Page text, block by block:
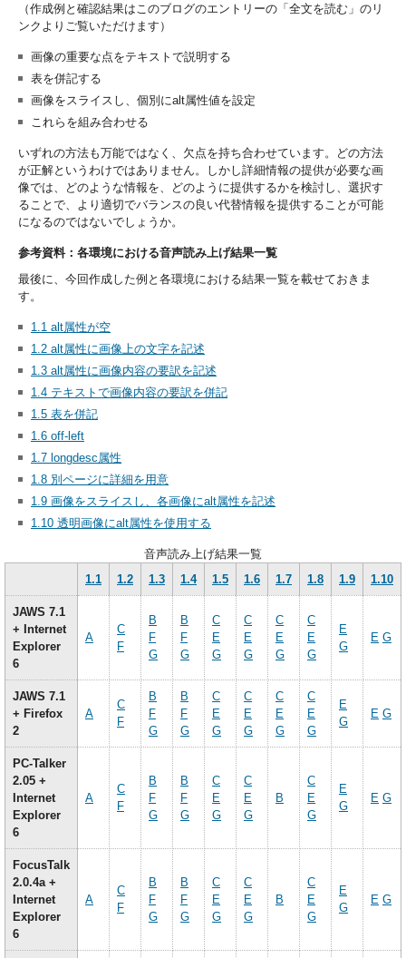
（作成例と確認結果はこのブログのエントリーの「全文を読む」のリ
ンクよりご覧いただけます）
画像の重要な点をテキストで説明する
表を併記する
画像をスライスし、個別にalt属性値を設定
これらを組み合わせる
いずれの方法も万能ではなく、欠点を持ち合わせています。どの方法
が正解というわけではありません。しかし詳細情報の提供が必要な画
像では、どのような情報を、どのように提供するかを検討し、選択す
ることで、より適切でバランスの良い代替情報を提供することが可能
になるのではないでしょうか。
参考資料：各環境における音声読み上げ結果一覧
最後に、今回作成した例と各環境における結果一覧を載せておきま
す。
1.1 alt属性が空
1.2 alt属性に画像上の文字を記述
1.3 alt属性に画像内容の要訳を記述
1.4 テキストで画像内容の要訳を併記
1.5 表を併記
1.6 off-left
1.7 longdesc属性
1.8 別ページに詳細を用意
1.9 画像をスライスし、各画像にalt属性を記述
1.10 透明画像にalt属性を使用する
音声読み上げ結果一覧
1.1
1.2 1.3 1.4 1.5 1.6 1.7 1.8 1.9 1.10
JAWS 7.1
+ Internet
Explorer
6
A
C
F
B
F
G
B
F
G
C
E
G
C
E
G
C
E
G
C
E
G
E
G
E G
JAWS 7.1
+ Firefox
2
A
C
F
B
F
G
B
F
G
C
E
G
C
E
G
C
E
G
C
E
G
E
G
E G
PC-Talker
2.05 +
Internet
Explorer
6
A
C
F
B
F
G
B
F
G
C
E
G
C
E
G
B
C
E
G
E
G
E G
FocusTalk
2.0.4a +
Internet
Explorer
6
A
C
F
B
F
G
B
F
G
C
E
G
C
E
G
B
C
E
G
E
G
E G